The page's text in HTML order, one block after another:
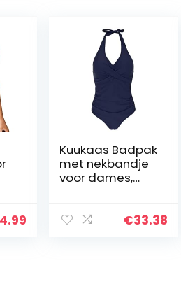
Kuukaas Badpak
met nekbandje
voor dames,
badpak, push-
€33.38